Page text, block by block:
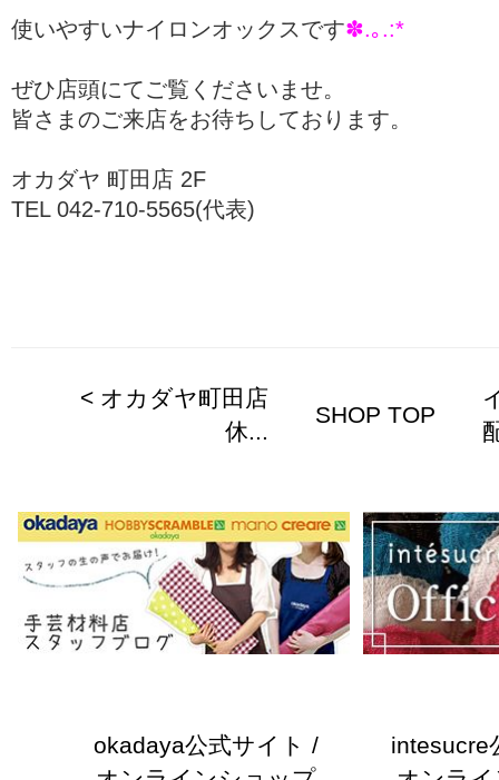
使いやすいナイロンオックスです✽.｡.:*
ぜひ店頭にてご覧くださいませ。
皆さまのご来店をお待ちしております。
オカダヤ 町田店 2F
TEL 042-710-5565(代表)
< オカダヤ町田店
休...
SHOP TOP
okadaya公式サイト /
intesucre